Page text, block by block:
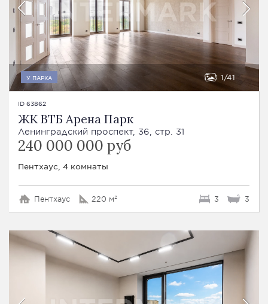
У ПАРКА 1 41
ID 63862
ЖК ВТБ Арена Парк
Ленинградский проспект, 36, стр. 31
240 000 000 руб
Пентхаус, 4 комнаты
Пентхаус 220 м² 3 3